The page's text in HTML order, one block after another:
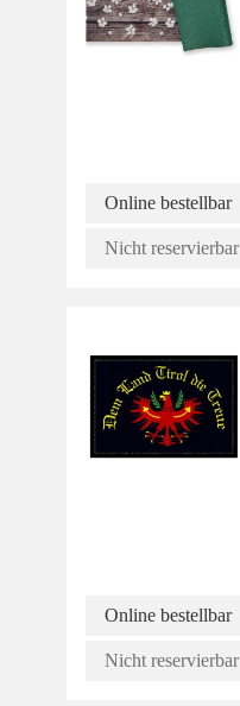
Online bestellbar
Nicht reservierbar
Online bestellbar
Nicht reservierbar